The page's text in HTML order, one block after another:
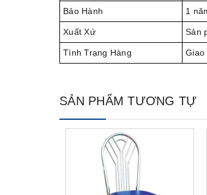
Bảo Hành 1
Xuất Xứ Sản
Tình Trạng Hàng Giao
SẢN PHẨM TƯƠNG TỰ